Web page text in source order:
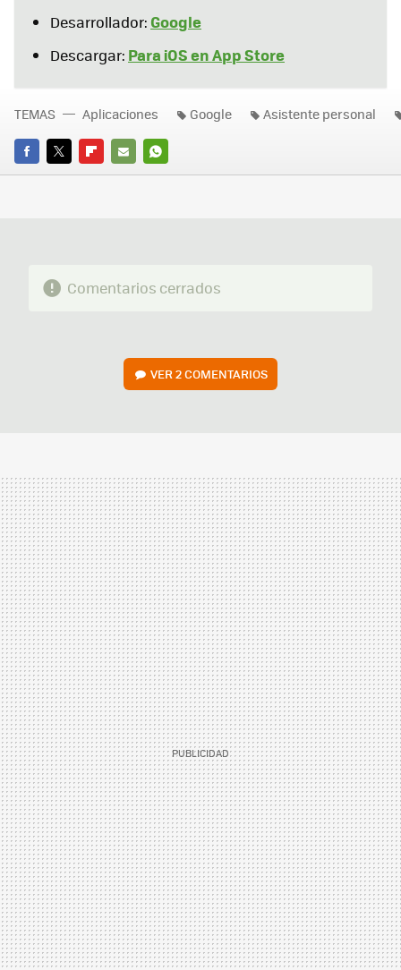
Desarrollador: Google
Descargar: Para iOS en App Store
FACEBOOK
TWITTERFLIPBOARD
E-
WHATSAPP
TEMAS Aplicaciones Google Asistente personal
Comentarios cerrados
VER2 COMENTARIOS